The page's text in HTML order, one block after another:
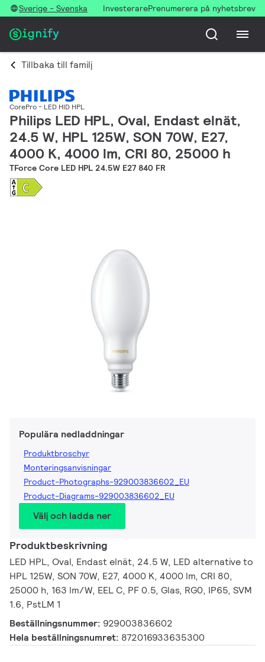
Sverige - Svenska InvesterarePrenumerera på nyhetsbrev
Tillbaka till familj
CorePro - LED HID HPL
Philips LED HPL, Oval, Endast elnät,
24.5 W, HPL 125W, SON 70W, E27,
4000 K, 4000 lm, CRI 80, 25000 h
TForce Core LED HPL 24.5W E27 840 FR
Populära nedladdningar
Produktbroschyr
Monteringsanvisningar
Product-Photographs-929003836602_EU
Product-Diagrams-929003836602_EU
Välj och ladda ner
Produktbeskrivning
LED HPL, Oval, Endast elnät, 24.5 W, LED alternative to
HPL 125W, SON 70W, E27, 4000 K, 4000 lm, CRI 80,
25000 h, 163 lm/W, EEL C, PF 0.5, Glas, RG0, IP65, SVM
1.6, PstLM 1
Beställningsnummer: 929003836602
Hela beställningsnumret: 872016933635300